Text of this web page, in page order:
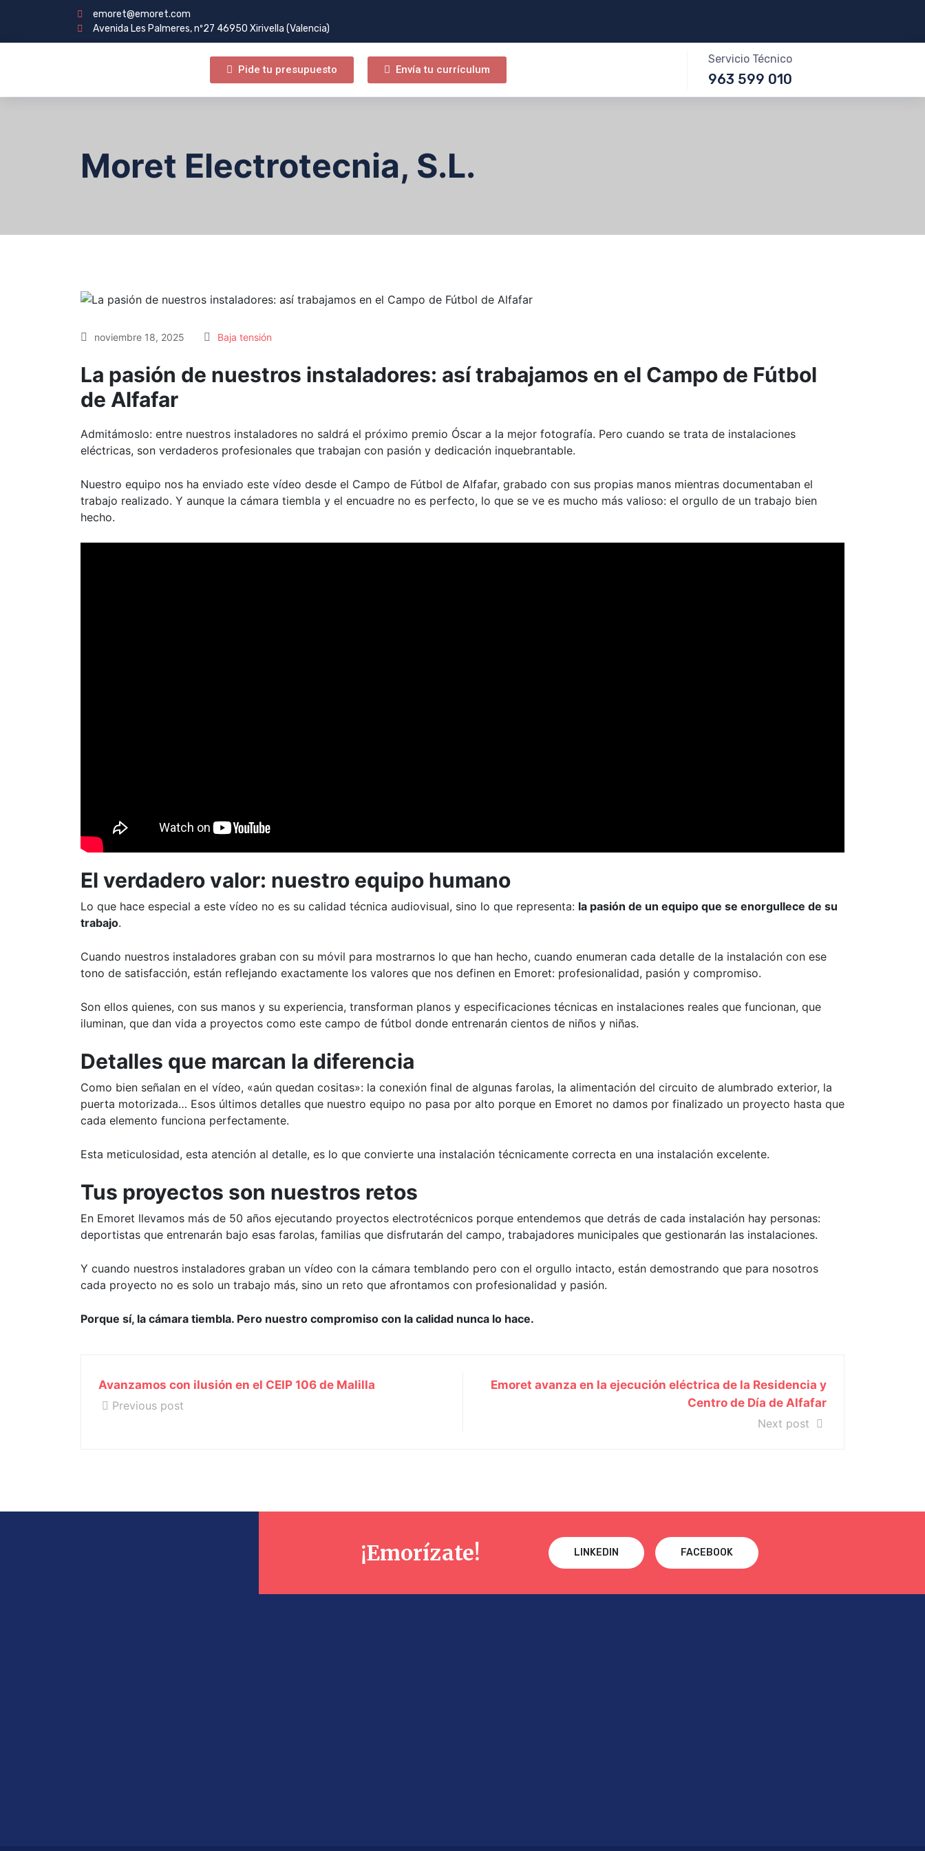
emoret@emoret.com
Avenida Les Palmeres, nº27 46950 Xirivella (Valencia)
Pide tu presupuesto Envía tu currículum
Servicio Técnico
963 599 010
Moret Electrotecnia, S.L.
noviembre 18, 2025 Baja tensión
La pasión de nuestros instaladores: así trabajamos en el Campo de Fútbol
de Alfafar
Admitámoslo: entre nuestros instaladores no saldrá el próximo premio Óscar a la mejor fotografía. Pero cuando se trata de instalaciones
eléctricas, son verdaderos profesionales que trabajan con pasión y dedicación inquebrantable.
Nuestro equipo nos ha enviado este vídeo desde el Campo de Fútbol de Alfafar, grabado con sus propias manos mientras documentaban el
trabajo realizado. Y aunque la cámara tiembla y el encuadre no es perfecto, lo que se ve es mucho más valioso: el orgullo de un trabajo bien
hecho.
El verdadero valor: nuestro equipo humano
Lo que hace especial a este vídeo no es su calidad técnica audiovisual, sino lo que representa: la pasión de un equipo que se enorgullece de su
trabajo.
Cuando nuestros instaladores graban con su móvil para mostrarnos lo que han hecho, cuando enumeran cada detalle de la instalación con ese
tono de satisfacción, están reflejando exactamente los valores que nos definen en Emoret: profesionalidad, pasión y compromiso.
Son ellos quienes, con sus manos y su experiencia, transforman planos y especificaciones técnicas en instalaciones reales que funcionan, que
iluminan, que dan vida a proyectos como este campo de fútbol donde entrenarán cientos de niños y niñas.
Detalles que marcan la diferencia
Como bien señalan en el vídeo, «aún quedan cositas»: la conexión final de algunas farolas, la alimentación del circuito de alumbrado exterior, la
puerta motorizada… Esos últimos detalles que nuestro equipo no pasa por alto porque en Emoret no damos por finalizado un proyecto hasta que
cada elemento funciona perfectamente.
Esta meticulosidad, esta atención al detalle, es lo que convierte una instalación técnicamente correcta en una instalación excelente.
Tus proyectos son nuestros retos
En Emoret llevamos más de 50 años ejecutando proyectos electrotécnicos porque entendemos que detrás de cada instalación hay personas:
deportistas que entrenarán bajo esas farolas, familias que disfrutarán del campo, trabajadores municipales que gestionarán las instalaciones.
Y cuando nuestros instaladores graban un vídeo con la cámara temblando pero con el orgullo intacto, están demostrando que para nosotros
cada proyecto no es solo un trabajo más, sino un reto que afrontamos con profesionalidad y pasión.
Porque sí, la cámara tiembla. Pero nuestro compromiso con la calidad nunca lo hace.
Avanzamos con ilusión en el CEIP 106 de Malilla
Previous post
Emoret avanza en la ejecución eléctrica de la Residencia y
Centro de Día de Alfafar
Next post
¡Emorízate! LINKEDIN FACEBOOK